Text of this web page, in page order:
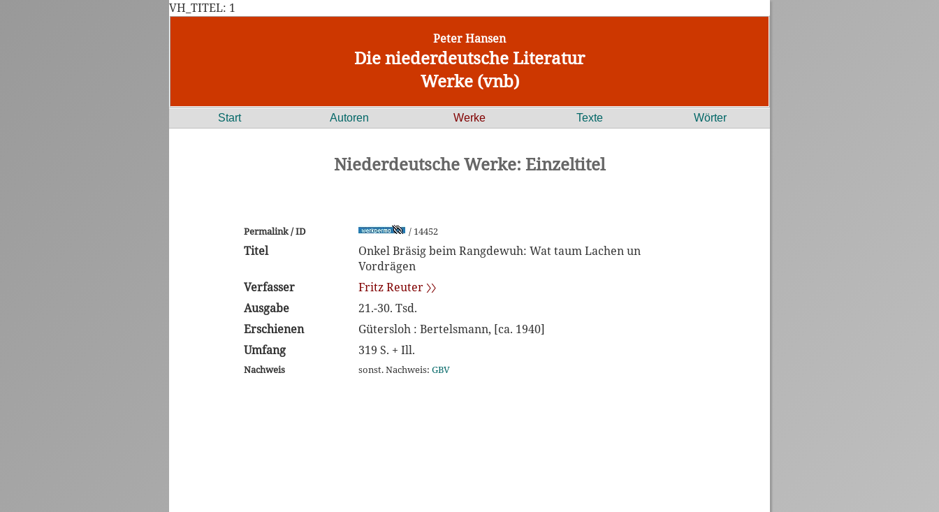
VH_TITEL: 1
Peter Hansen
Die niederdeutsche Literatur
Werke (vnb)
Start Autoren Werke Texte Wörter
Niederdeutsche Werke: Einzeltitel
Permalink / ID / 14452
Titel
Onkel Bräsig beim Rangdewuh: Wat taum Lachen un
Vordrägen
Verfasser
Fritz Reuter 〉〉
Ausgabe
21.-30. Tsd.
Erschienen
Gütersloh : Bertelsmann, [ca. 1940]
Umfang
319 S. + Ill.
Nachweis sonst. Nachweis: GBV